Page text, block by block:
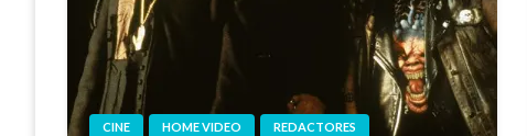
CINE HOME VIDEO REDACTORES